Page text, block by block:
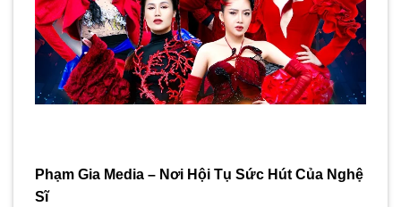
Phạm Gia Media – Nơi Hội Tụ Sức Hút Của Nghệ
Sĩ